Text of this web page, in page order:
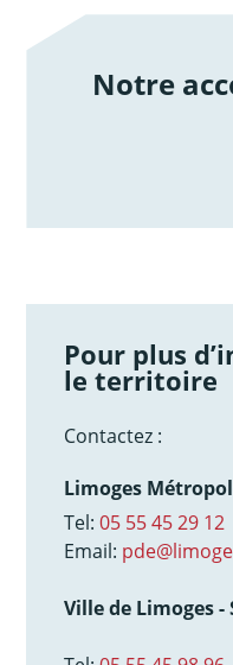
Notre
/notre-
Pour plus
le territoire
Contactez :
Limoges
Tel:05 55 45 29 12
Email:
Ville de Limoges -